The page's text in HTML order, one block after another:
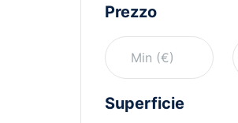
Prezzo
Superficie